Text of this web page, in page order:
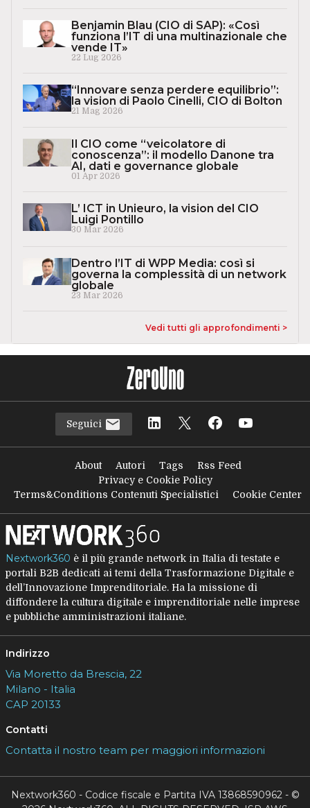
Benjamin Blau (CIO di SAP): «Così
funziona l’IT di una multinazionale che
vende IT»
22 Lug 2026
“Innovare senza perdere equilibrio”:
la vision di Paolo Cinelli, CIO di Bolton
21 Mag 2026
Il CIO come “veicolatore di
conoscenza”: il modello Danone tra
AI, dati e governance globale
01 Apr 2026
L’ ICT in Unieuro, la vision del CIO
Luigi Pontillo
30 Mar 2026
Dentro l’IT di WPP Media: così si
governa la complessità di un network
globale
23 Mar 2026
Vedi tutti gli approfondimenti >
Seguici
About Autori Tags
Rss Feed
Privacy e Cookie Policy
Terms&Conditions Contenuti Specialistici
Cookie Center
Nextwork360 è il più grande network in Italia di testate e
portali B2B dedicati ai temi della Trasformazione Digitale e
dell’Innovazione Imprenditoriale. Ha la missione di
diffondere la cultura digitale e imprenditoriale nelle imprese
e pubbliche amministrazioni italiane.
Indirizzo
Via Moretto da Brescia, 22
Milano - Italia
CAP 20133
Contatti
Contatta il nostro team per maggiori informazioni
Nextwork360 - Codice fiscale e Partita IVA 13868590962 - ©